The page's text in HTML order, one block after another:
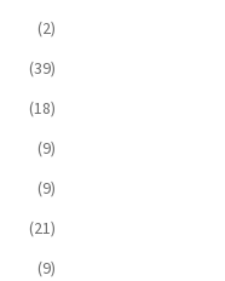
(2)
(39)
(18)
(9)
(9)
(21)
(9)